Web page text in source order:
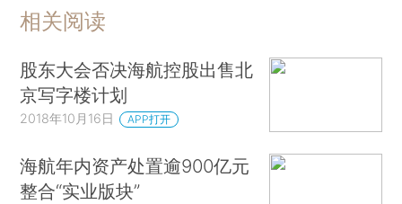
相关阅读
股东大会否决海航控股出售北
京写字楼计划
2018年10月16日 APP打开
海航年内资产处置逾900亿元
整合“实业版块”